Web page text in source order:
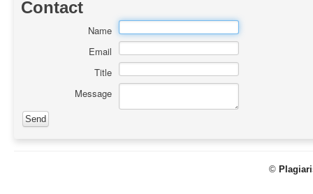
Contact
Name
Email
Title
Message
©